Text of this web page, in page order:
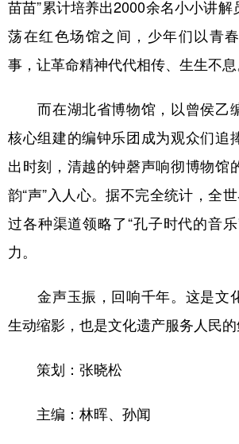
苗苗”累计培养出2000余名小小讲解
荡在红色场馆之间，少年们以青
事，让革命精神代代相传、生生不息
而在湖北省博物馆，以曾侯乙
核心组建的编钟乐团成为观众们追
出时刻，清越的钟磬声响彻博物馆
韵“声”入人心。据不完全统计，全
过各种渠道领略了“孔子时代的音
力。
金声玉振，回响千年。这是文
生动缩影，也是文化遗产服务人民的
策划：张晓松
主编：林晖、孙闻